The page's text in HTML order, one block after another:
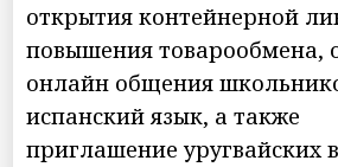
открытия контейнерной
повышения товарообмена,
онлайн общения
испанский язык, а также
приглашение уругвайских